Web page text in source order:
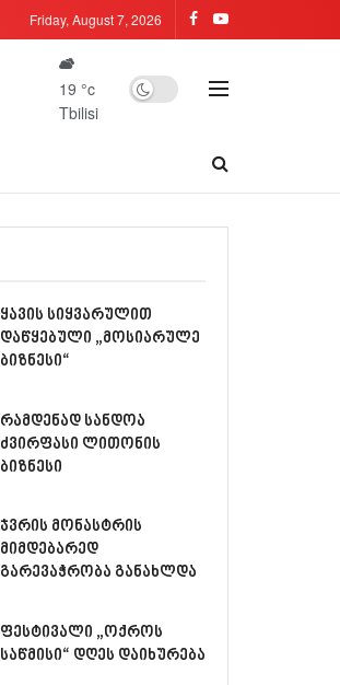
Friday, August 7, 2026
19 °c
Tbilisi
ყავის სიყვარულით
დაწყებული „მოსიარულე
ბიზნესი“
რამდენად სანდოა
ძვირფასი ლითონის
ბიზნესი
ჯვრის მონასტრის
მიმდებარედ
გარევაჭრობა განახლდა
ფესტივალი „ოქროს
საწმისი“ დღეს დაიხურება